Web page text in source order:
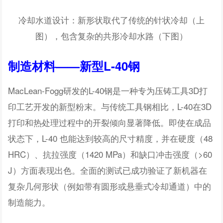
冷却水道设计：新形状取代了传统的针状冷却（上
图），包含复杂的共形冷却水路（下图）
制造材料——新型L-40钢
MacLean-Fogg研发的L-40钢是一种专为压铸工具3D打
印工艺开发的新型粉末。与传统工具钢相比，L-40在3D
打印和热处理过程中的开裂倾向显著降低。即使在成品
状态下，L-40 也能达到较高的尺寸精度，并在硬度（48
HRC）、抗拉强度（1420 MPa）和缺口冲击强度（>60
J）方面表现出色。全面的测试已成功验证了新机器在
复杂几何形状（例如带有圆形或悬垂式冷却通道）中的
制造能力。